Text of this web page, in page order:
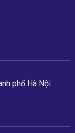
phố Hà Nội